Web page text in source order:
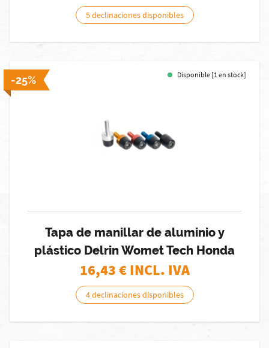
5 declinaciones disponibles
-25% Disponible [1 en stock]
Tapa de manillar de aluminio y
plástico Delrin Womet Tech Honda
16,43€ INCL. IVA
4 declinaciones disponibles